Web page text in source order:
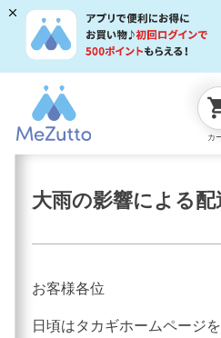
カ
お知らせ
大雨の影響による
お客様各位
日頃はタカギホームページ